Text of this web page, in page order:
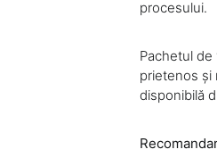
procesului.
Pachetul
prietenos și
disponibilă